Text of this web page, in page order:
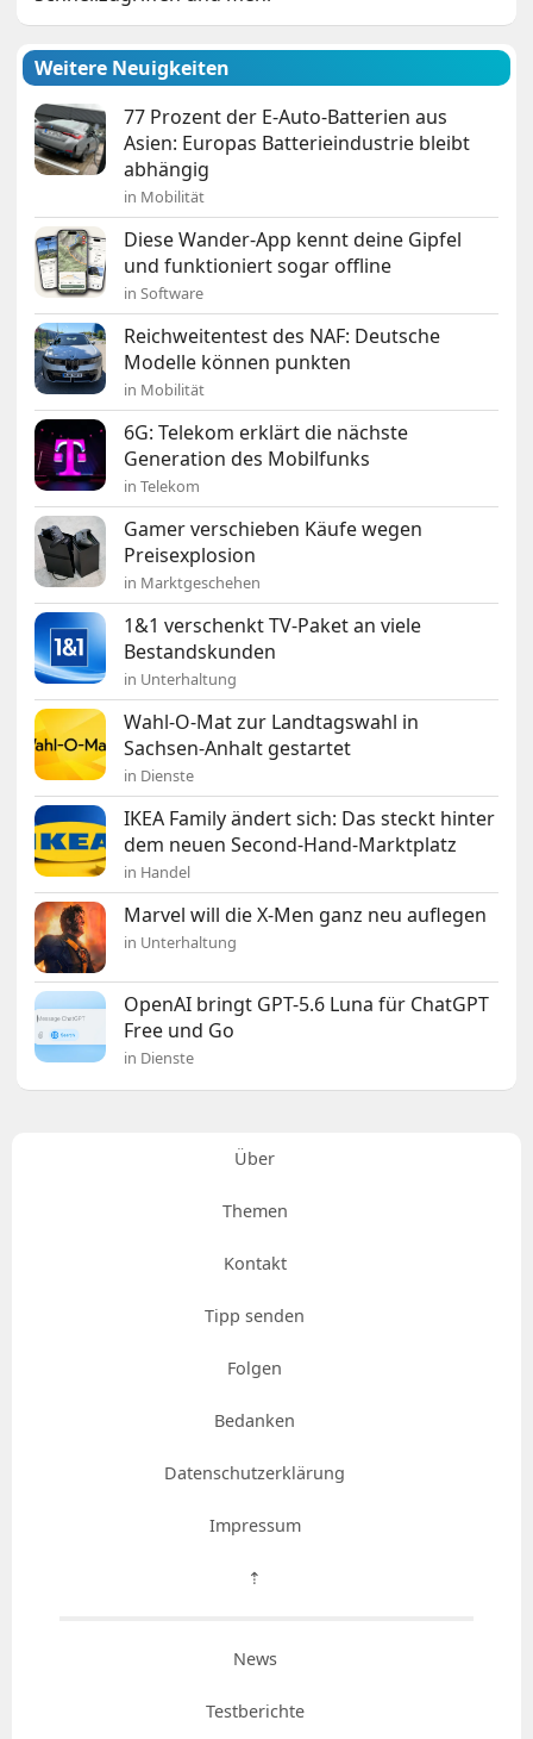
Weitere Neuigkeiten
77 Prozent der E-Auto-Batterien aus
Asien: Europas Batterieindustrie bleibt
abhängig
in Mobilität
Diese Wander-App kennt deine Gipfel
und funktioniert sogar offline
in Software
Reichweitentest des NAF: Deutsche
Modelle können punkten
in Mobilität
6G: Telekom erklärt die nächste
Generation des Mobilfunks
in Telekom
Gamer verschieben Käufe wegen
Preisexplosion
in Marktgeschehen
1&1 verschenkt TV-Paket an viele
Bestandskunden
in Unterhaltung
Wahl-O-Mat zur Landtagswahl in
Sachsen-Anhalt gestartet
in Dienste
IKEA Family ändert sich: Das steckt hinter
dem neuen Second-Hand-Marktplatz
in Handel
Marvel will die X-Men ganz neu auflegen
in Unterhaltung
OpenAI bringt GPT-5.6 Luna für ChatGPT
Free und Go
in Dienste
Über
Themen
Kontakt
Tipp senden
Folgen
Bedanken
Datenschutzerklärung
Impressum
⇡
News
Testberichte